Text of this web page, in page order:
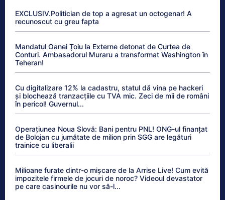
EXCLUSIV.Politician de top a agresat un octogenar! A
recunoscut cu greu fapta
Mandatul Oanei Țoiu la Externe detonat de Curtea de
Conturi. Ambasadorul Muraru a transformat Washington în
Teheran!
Cu digitalizare 12% la cadastru, statul dă vina pe hackeri
și blochează tranzacțiile cu TVA mic. Zeci de mii de români
în pericol! Guvernul...
Operațiunea Noua Slovă: Bani pentru PNL! ONG-ul finanțat
de Bolojan cu jumătate de milion prin SGG are legături
trainice cu liberalii
Milioane furate dintr-o mișcare de la Arrise Live! Cum evită
impozitele firmele de jocuri de noroc? Videoul devastator
pe care casinourile nu vor să-l...